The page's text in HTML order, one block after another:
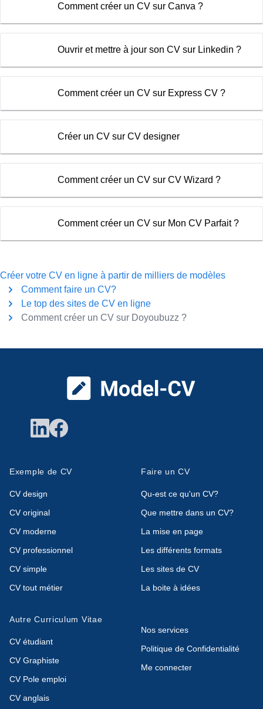
Comment créer un CV sur Canva ?
Ouvrir et mettre à jour son CV sur Linkedin ?
Comment créer un CV sur Express CV ?
Créer un CV sur CV designer
Comment créer un CV sur CV Wizard ?
Comment créer un CV sur Mon CV Parfait ?
Créer votre CV en ligne à partir de milliers de modèles
Comment faire un CV?
Le top des sites de CV en ligne
Comment créer un CV sur Doyoubuzz ?
Exemple de CV
CV design
CV original
CV moderne
CV professionnel
CV simple
CV tout métier
Faire un CV
Qu-est ce qu'un CV?
Que mettre dans un CV?
La mise en page
Les différents formats
Les sites de CV
La boite à idées
Autre Curriculum Vitae
CV étudiant
CV Graphiste
CV Pole emploi
CV anglais
Nos services
Politique de Confidentialité
Me connecter